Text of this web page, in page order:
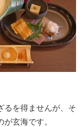
るを得ませんが、そ
玄海です。